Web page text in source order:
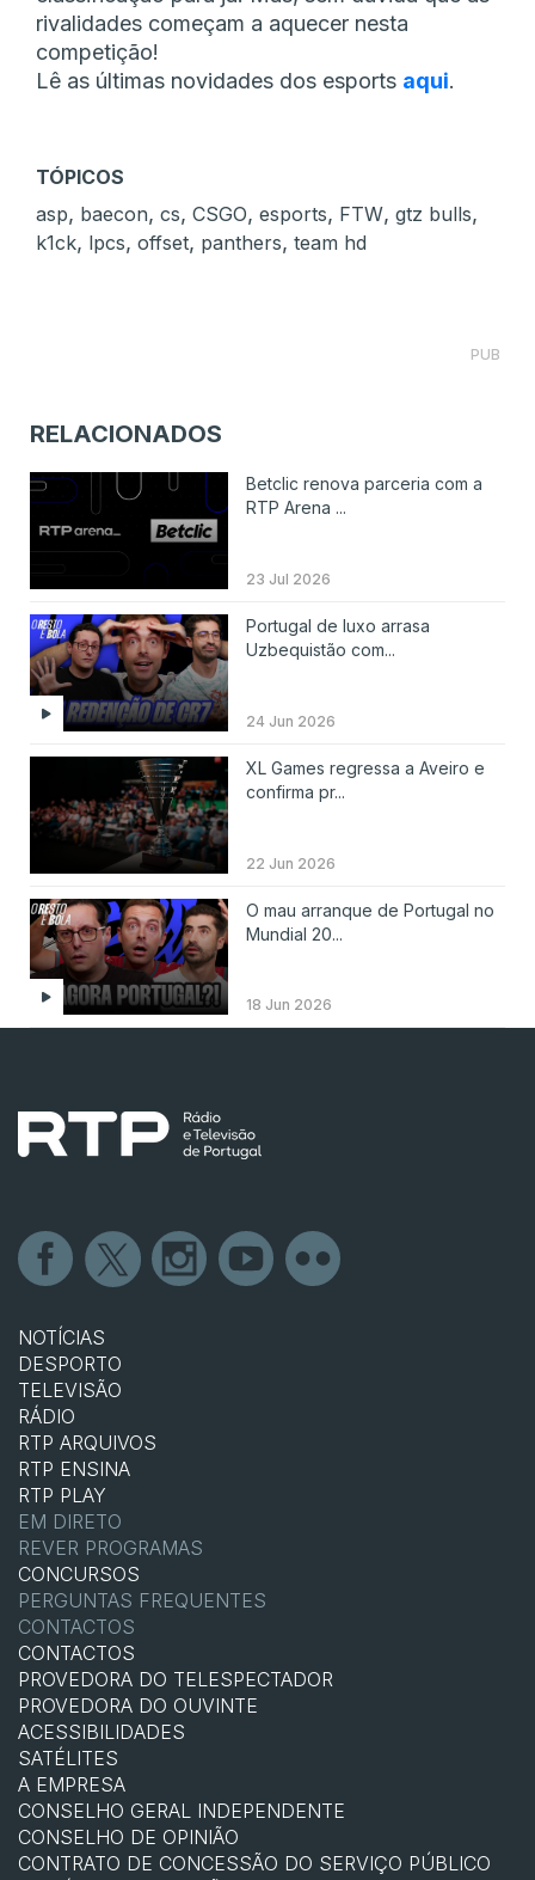
rivalidades começam a aquecer nesta
competição!
Lê as últimas novidades dos esports aqui.
TÓPICOS
asp, baecon, cs, CSGO, esports, FTW, gtz bulls,
k1ck, lpcs, offset, panthers, team hd
PUB
RELACIONADOS
Betclic renova parceria com a
RTP Arena ...
23 Jul 2026
Portugal de luxo arrasa
Uzbequistão com...
24 Jun 2026
XL Games regressa a Aveiro e
confirma pr...
22 Jun 2026
O mau arranque de Portugal no
Mundial 20...
18 Jun 2026
NOTÍCIAS
DESPORTO
TELEVISÃO
RÁDIO
RTP ARQUIVOS
RTP ENSINA
RTP PLAY
EM DIRETO
REVER PROGRAMAS
CONCURSOS
PERGUNTAS FREQUENTES
CONTACTOS
CONTACTOS
PROVEDORA DO TELESPECTADOR
PROVEDORA DO OUVINTE
ACESSIBILIDADES
SATÉLITES
A EMPRESA
CONSELHO GERAL INDEPENDENTE
CONSELHO DE OPINIÃO
CONTRATO DE CONCESSÃO DO SERVIÇO PÚBLICO